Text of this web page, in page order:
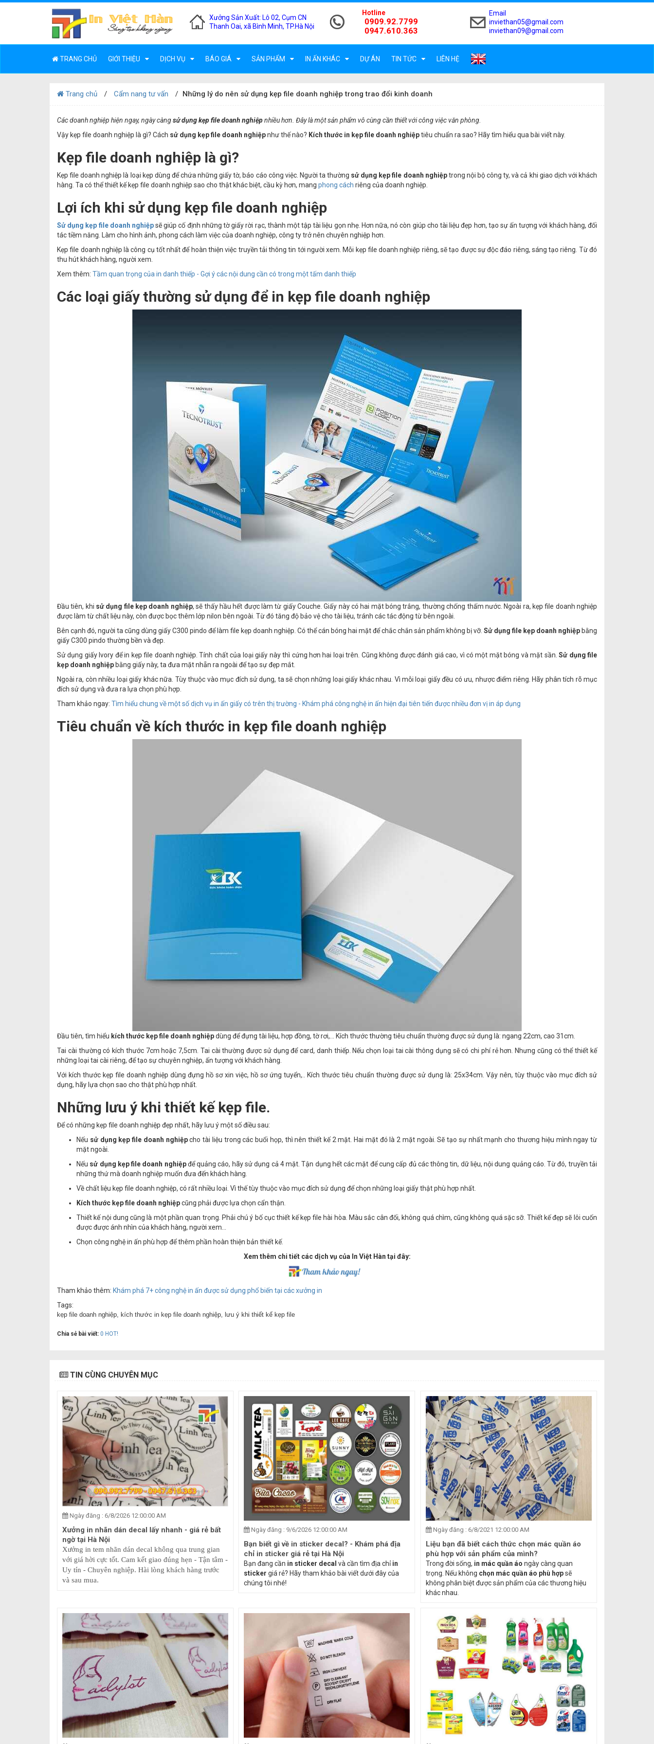
Xưởng Sản Xuất: Lô 02, Cụm CN
Thanh Oai, xã Bình Minh, TP.Hà Nội
Hotline
0909.92.7799
0947.610.363
Email
inviethan05@gmail.com
inviethan09@gmail.com
TRANG CHỦ GIỚI THIỆU DỊCH VỤ BÁO GIÁ SẢN PHẨM IN ẤN KHÁC DỰ ÁN TIN TỨC LIÊN HỆ
Trang chủ Cẩm nang tư vấn Những lý do nên sử dụng kẹp file doanh nghiệp trong trao đổi kinh doanh
Các doanh nghiệp hiện ngay, ngày càngsử dụng kẹp file doanh nghiệpnhiều hơn. Đây là một sản phẩm vô cùng cần thiết với công việc văn phòng.
Vậy kẹp file doanh nghiệp là gì? Cách sử dụng kẹp file doanh nghiệpnhư thế nào? Kích thước in kẹp file doanh nghiệptiêu chuẩn ra sao? Hãy tìm hiểu qua bài viết này.
Kẹp file doanh nghiệp là gì?
Kẹp file doanh nghiệp là loại kẹp dùng để chứa những giấy tờ, báo cáo công việc. Người ta thường sử dụng kẹp file doanh nghiệptrong nội bộ công ty, và cả khi giao dịch với khách
hàng. Ta có thể thiết kế kẹp file doanh nghiệp sao cho thật khác biệt, cầu kỳ hơn, mang phong cách riêng của doanh nghiệp.
Lợi ích khi sử dụng kẹp file doanh nghiệp
Sử dụng kẹp file doanh nghiệpsẽ giúp cố định những tờ giấy rời rạc, thành một tập tài liệu gọn nhẹ. Hơn nữa, nó còn giúp cho tài liệu đẹp hơn, tạo sự ấn tượng với khách hàng, đối
tác tiềm năng. Làm cho hình ảnh, phong cách làm việc của doanh nghiệp, công ty trở nên chuyên nghiệp hơn.
Kẹp file doanh nghiệp là công cụ tốt nhất để hoàn thiện việc truyền tải thông tin tới người xem. Mỗi kẹp file doanh nghiệp riêng, sẽ tạo được sự độc đáo riêng, sáng tạo riêng. Từ đó
thu hút khách hàng, người xem.
Xem thêm: Tầm quan trọng của in danh thiếp - Gợi ý các nội dung cần có trong một tấm danh thiếp
Các loại giấy thường sử dụng để in kẹp file doanh nghiệp
Đầu tiên, khi sử dụng file kẹp doanh nghiệp, sẽ thấy hầu hết được làm từ giấy Couche. Giấy này có hai mặt bóng trắng, thường chống thấm nước. Ngoài ra, kẹp file doanh nghiệp
được làm từ chất liệu này, còn được bọc thêm lớp nilon bên ngoài. Từ đó tăng độ bảo vệ cho tài liệu, tránh các tác động từ bên ngoài.
Bên cạnh đó, người ta cũng dùng giấy C300 pindo để làm file kẹp doanh nghiệp. Có thể cán bóng hai mặt để chắc chắn sản phẩm không bị vỡ. Sử dụng file kẹp doanh nghiệp bằng
giấy C300 pindo thường bền và đẹp.
Sử dụng giấy Ivory để in kẹp file doanh nghiệp. Tính chất của loại giấy này thì cứng hơn hai loại trên. Cũng không được đánh giá cao, vì có một mặt bóng và mặt sần.Sử dụng file
kẹp doanh nghiệp bằng giấy này, ta đưa mặt nhẵn ra ngoài để tạo sự đẹp mắt.
Ngoài ra, còn nhiều loại giấy khác nữa. Tùy thuộc vào mục đích sử dụng, ta sẽ chọn những loại giấy khác nhau. Vì mỗi loại giấy đều có ưu, nhược điểm riêng. Hãy phân tích rõ mục
đích sử dụng và đưa ra lựa chọn phù hợp.
Tham khảo ngay: Tìm hiểu chung về một số dịch vụ in ấn giấy có trên thị trường - Khám phá công nghệ in ấn hiện đại tiên tiến được nhiều đơn vị in áp dụng
Tiêu chuẩn về kích thước in kẹp file doanh nghiệp
Đầu tiên, tìm hiểu kích thước kẹp file doanh nghiệpdùng để đựng tài liệu, hợp đồng, tờ rơi,… Kích thước thường tiêu chuẩn thường được sử dụng là: ngang 22cm, cao 31cm.
Tai cài thường có kích thước 7cm hoặc 7,5cm. Tai cài thường được sử dụng để card, danh thiếp. Nếu chọn loại tai cài thông dụng sẽ có chi phí rẻ hơn. Nhưng cũng có thể thiết kế
những loại tai cài riêng, để tạo sự chuyên nghiệp, ấn tượng với khách hàng.
Với kích thước kẹp file doanh nghiệp dùng đựng hồ sơ xin việc, hồ sơ ứng tuyển,.. Kích thước tiêu chuẩn thường được sử dụng là: 25x34cm. Vậy nên, tùy thuộc vào mục đích sử
dụng, hãy lựa chọn sao cho thật phù hợp nhất.
Những lưu ý khi thiết kế kẹp file.
Để có những kẹp file doanh nghiệp đẹp nhất, hãy lưu ý một số điều sau:
Nếu sử dụng kẹp file doanh nghiệpcho tài liệu trong các buổi họp, thì nên thiết kế 2 mặt. Hai mặt đó là 2 mặt ngoài. Sẽ tạo sự nhất mạnh cho thương hiệu mình ngay từ
mặt ngoài.
Nếu sử dụng kẹp file doanh nghiệpđể quảng cáo, hãy sử dụng cả 4 mặt. Tận dụng hết các mặt để cung cấp đủ các thông tin, dữ liệu, nội dung quảng cáo. Từ đó, truyền tải
những thứ mà doanh nghiệp muốn đưa đến khách hàng.
Về chất liệu kẹp file doanh nghiệp, có rất nhiều loại. Vì thế tùy thuộc vào mục đích sử dụng để chọn những loại giấy thật phù hợp nhất.
Kích thước kẹp file doanh nghiệpcũng phải được lựa chọn cẩn thận.
Thiết kế nội dung cũng là một phần quan trọng. Phải chú ý bố cục thiết kế kẹp file hài hòa. Màu sắc cân đối, không quá chìm, cũng không quá sặc sỡ. Thiết kế đẹp sẽ lôi cuốn
được được ánh nhìn của khách hàng, người xem…
Chọn công nghệ in ấn phù hợp để thêm phần hoàn thiện bản thiết kế.
Xem thêm chi tiết các dịch vụ của In Việt Hàn tại đây:
Tham khảo thêm: Khám phá 7+ công nghệ in ấn được sử dụng phổ biến tại các xưởng in
Tags:
kẹp file doanh nghiệp, kích thước in kẹp file doanh nghiệp, lưu ý khi thiết kế kẹp file
Chia sẻ bài viết: 0 HOT!
TIN CÙNG CHUYÊN MỤC
Ngày đăng : 6/8/2026 12:00:00 AM
Xưởng in nhãn dán decal lấy nhanh - giá rẻ bất
ngờ tại Hà Nội
Xưởng in tem nhãn dán decal không qua trung gian
với giá hời cực tốt. Cam kết giao đúng hẹn - Tận tâm -
Uy tín - Chuyên nghiệp. Hài lòng khách hàng trước
và sau mua.
Ngày đăng : 9/6/2026 12:00:00 AM
Bạn biết gì về in sticker decal? - Khám phá địa
chỉ in sticker giá rẻ tại Hà Nội
Bạn đang cần in sticker decal và cần tìm địa chỉin
stickergiá rẻ? Hãy tham khảo bài viết dưới đây của
chúng tôi nhé!
Ngày đăng : 6/8/2021 12:00:00 AM
Liệu bạn đã biết cách thức chọn mác quần áo
phù hợp với sản phẩm của mình?
Trong đời sống, in mác quần áo ngày càng quan
trọng. Nếu không chọn mác quần áo phù hợpsẽ
không phân biệt được sản phẩm của các thương hiệu
khác nhau.